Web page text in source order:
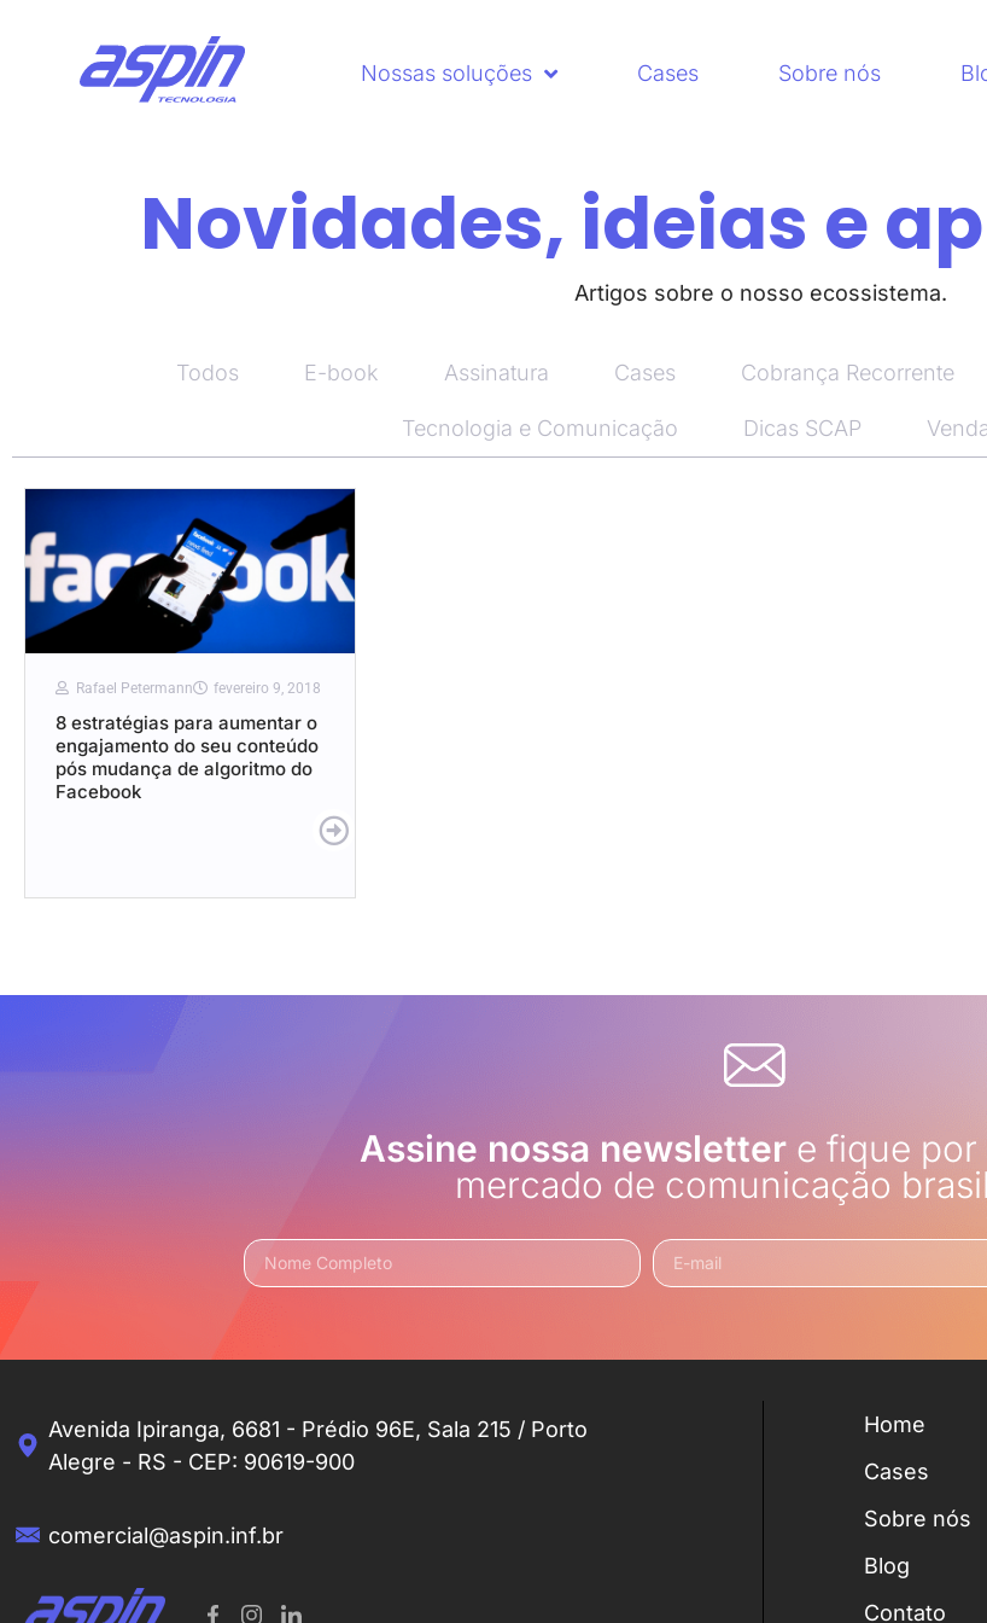
Nossas soluções Cases Sobre nós
Novidades, ideias e
Artigos sobre o nosso ecossistema.
Todos E-book Assinatura Cases Cobrança Recorrente
Tecnologia e Comunicação Dicas SCAP
Rafael Petermann fevereiro 9, 2018
8 estratégias para aumentar o
engajamento do seu conteúdo
pós mudança de algoritmo do
Facebook
Assine nossa newslettere fique por
mercado de comunicação
Avenida Ipiranga, 6681 - Prédio 96E, Sala 215 / Porto
Alegre - RS - CEP: 90619-900
comercial@aspin.inf.br
Home
Cases
Sobre nós
Blog
Contato